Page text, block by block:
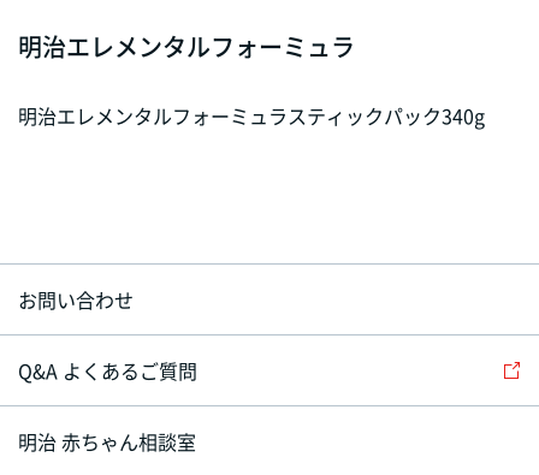
明治エレメンタルフォーミュラ
明治エレメンタルフォーミュラスティックパック340g
お問い合わせ
Q&A よくあるご質問
明治 赤ちゃん相談室